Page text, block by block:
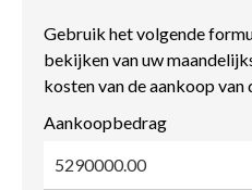
Gebruik het volgende
bekijken van uw
kosten van de aankoop van
Aankoopbedrag